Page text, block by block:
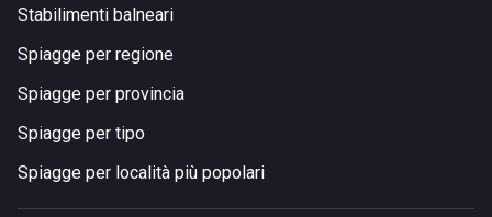
Stabilimenti balneari
Spiagge per regione
Spiagge per provincia
Spiagge per tipo
Spiagge per località più popolari